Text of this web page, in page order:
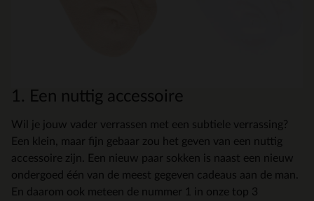
1. Een nuttig accessoire
Wil je jouw vader verrassen met een subtiele verrassing?
Een klein, maar fijn gebaar zou het geven van een nuttig
accessoire zijn. Een nieuw paar sokken is naast een nieuw
ondergoed één van de meest gegeven cadeaus aan de man.
En daarom ook meteen de nummer 1 in onze top 3